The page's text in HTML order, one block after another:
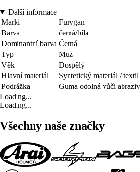
Další informace
Marki
Furygan
Barva
černá/bílá
Dominantní barva Černá
Typ
Muž
Věk
Dospělý
Hlavní materiál
Syntetický materiál / textil
Podrážka
Guma odolná vůči
Loading...
Loading...
Všechny naše značky